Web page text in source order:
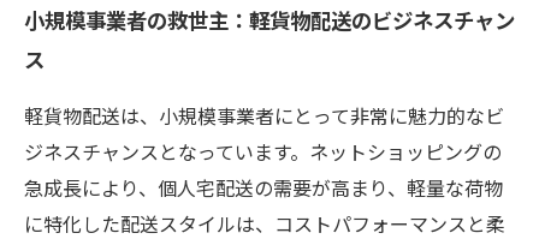
小規模事業者の救世主：軽貨物配送のビジネスチャン
ス
軽貨物配送は、小規模事業者にとって非常に魅力的なビ
ジネスチャンスとなっています。ネットショッピングの
急成長により、個人宅配送の需要が高まり、軽量な荷物
に特化した配送スタイルは、コストパフォーマンスと柔